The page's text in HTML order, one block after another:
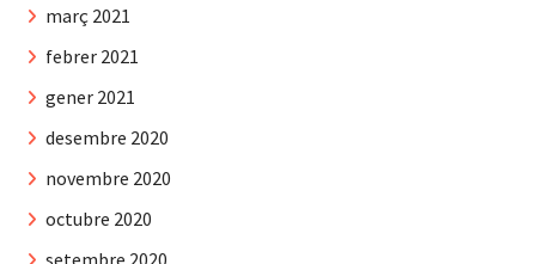
març 2021
febrer 2021
gener 2021
desembre 2020
novembre 2020
octubre 2020
setembre 2020